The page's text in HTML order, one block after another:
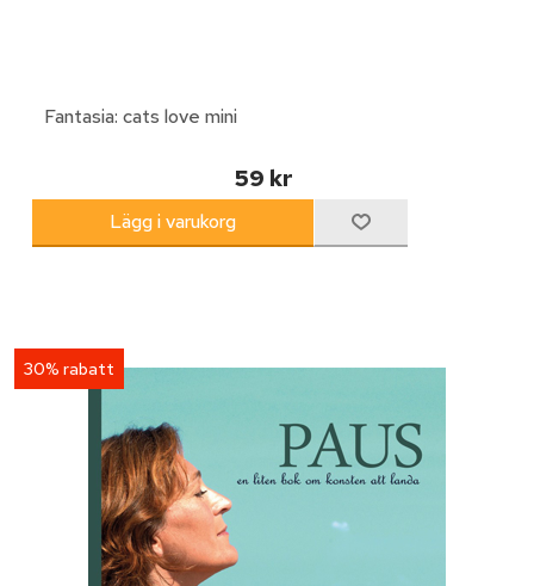
Fantasia: cats love mini
59 kr
30% rabatt